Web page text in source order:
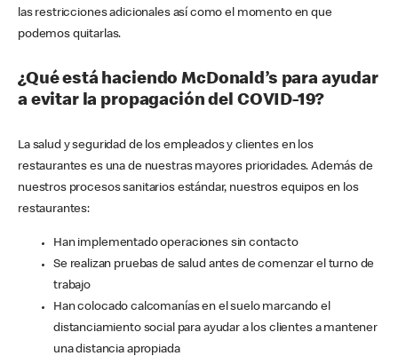
las restricciones adicionales así como el momento en que
podemos quitarlas.
¿Qué está haciendo McDonald’s para ayudar
a evitar la propagación del COVID-19?
La salud y seguridad de los empleados y clientes en los
restaurantes es una de nuestras mayores prioridades. Además de
nuestros procesos sanitarios estándar, nuestros equipos en los
restaurantes:
Han implementado operaciones sin contacto
Se realizan pruebas de salud antes de comenzar el turno de
trabajo
Han colocado calcomanías en el suelo marcando el
distanciamiento social para ayudar a los clientes a mantener
una distancia apropiada